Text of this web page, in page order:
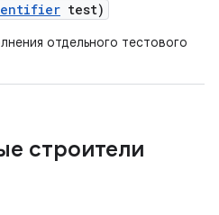
test)
отдельного тестового
строители